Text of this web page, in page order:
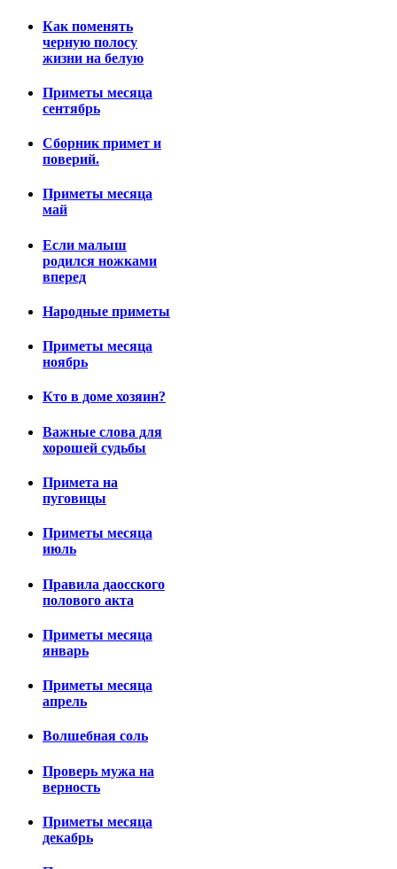
Как поменять
черную полосу
жизни на белую
Приметы месяца
сентябрь
Сборник примет и
поверий.
Приметы месяца
май
Если малыш
родился ножками
вперед
Народные приметы
Приметы месяца
ноябрь
Кто в доме хозяин?
Важные слова для
хорошей судьбы
Примета на
пуговицы
Приметы месяца
июль
Правила даосского
полового акта
Приметы месяца
январь
Приметы месяца
апрель
Волшебная соль
Проверь мужа на
верность
Приметы месяца
декабрь